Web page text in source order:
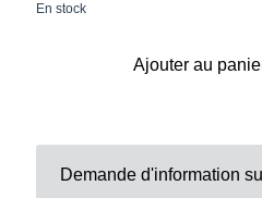
En stock
Ajouter au
Demande d'information